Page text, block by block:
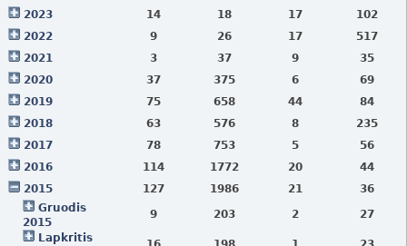
2023
14 18 17
102
2022
9 26 17
517
2021
3 37 9
35
2020
37 375 6
69
2019
75 658 44
84
2018
63 576 8
235
2017
78 753 5
56
2016
114 1772 20
44
2015
127 1986 21
36
Gruodis
2015
9 203 2
27
Lapkritis